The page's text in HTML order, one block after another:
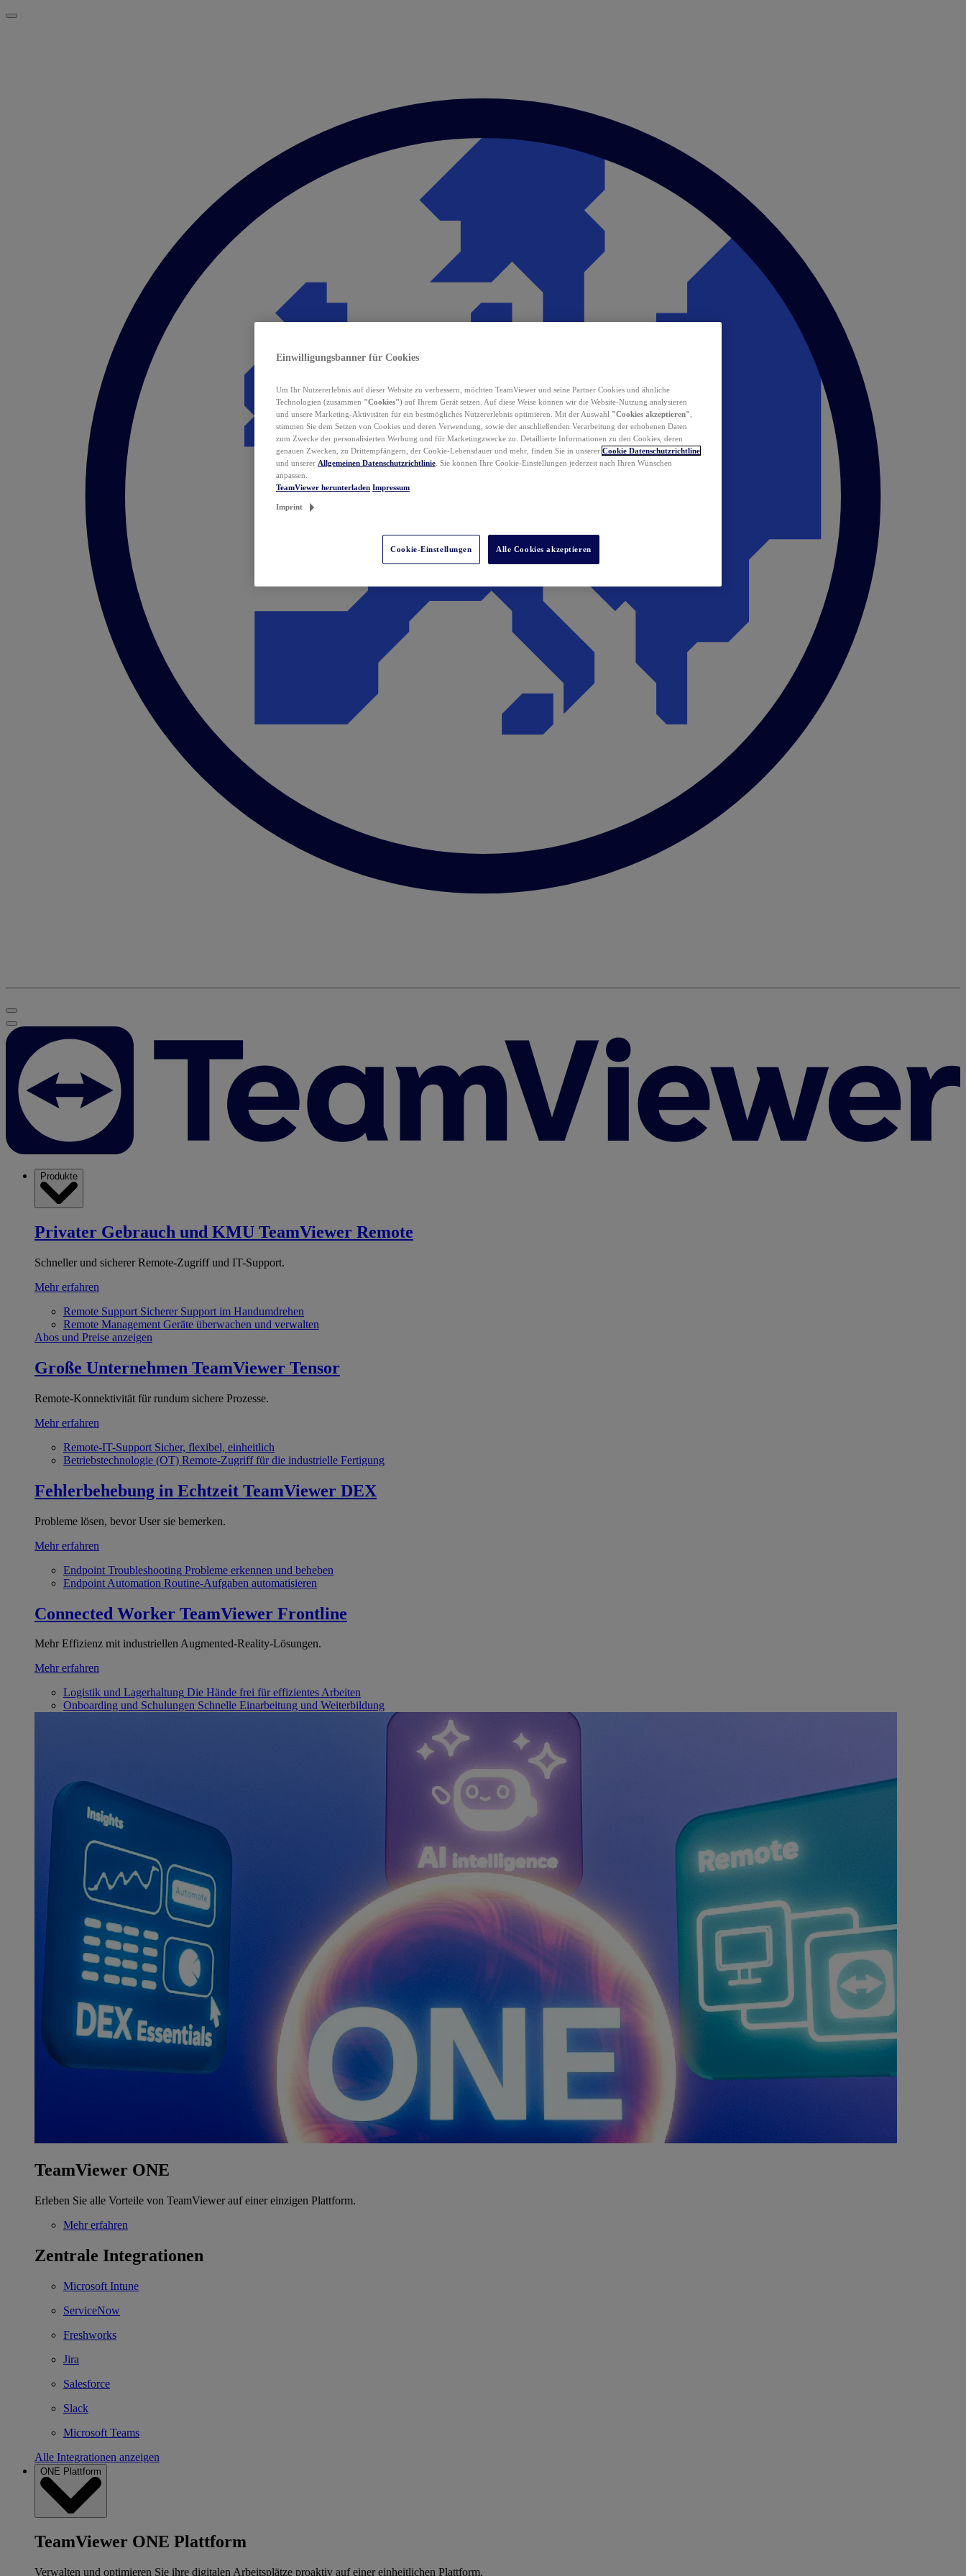
Produkte
Privater Gebrauch und KMU TeamViewer Remote
Schneller und sicherer Remote-Zugriff und IT-Support.
Mehr erfahren
Remote Support Sicherer Support im Handumdrehen
Remote Management Geräte überwachen und verwalten
Abos und Preise anzeigen
Große Unternehmen TeamViewer Tensor
Remote-Konnektivität für rundum sichere Prozesse.
Mehr erfahren
Remote-IT-Support Sicher, flexibel, einheitlich
Betriebstechnologie (OT) Remote-Zugriff für die industrielle Fertigung
Fehlerbehebung in Echtzeit TeamViewer DEX
Probleme lösen, bevor User sie bemerken.
Mehr erfahren
Endpoint Troubleshooting Probleme erkennen und beheben
Endpoint Automation Routine-Aufgaben automatisieren
Connected Worker TeamViewer Frontline
Mehr Effizienz mit industriellen Augmented-Reality-Lösungen.
Mehr erfahren
Logistik und Lagerhaltung Die Hände frei für effizientes Arbeiten
Onboarding und Schulungen Schnelle Einarbeitung und Weiterbildung
TeamViewer ONE
Erleben Sie alle Vorteile von TeamViewer auf einer einzigen Plattform.
Mehr erfahren
Zentrale Integrationen
Microsoft Intune
ServiceNow
Freshworks
Jira
Salesforce
Slack
Microsoft Teams
Alle Integrationen anzeigen
ONE Plattform
TeamViewer ONE Plattform
Verwalten und optimieren Sie ihre digitalen Arbeitsplätze proaktiv auf einer einheitlichen Plattform.
Einwilligungsbanner für Cookies
Um Ihr Nutzererlebnis auf dieser Website zu verbessern, möchten TeamViewer und seine Partner Cookies und ähnliche
Technologien (zusammen "Cookies") auf Ihrem Gerät setzen. Auf diese Weise können wir die Website-Nutzung analysieren
und unsere Marketing-Aktivitäten für ein bestmögliches Nutzererlebnis optimieren. Mit der Auswahl "Cookies akzeptieren"
stimmen Sie dem Setzen von Cookies und deren Verwendung, sowie der anschließenden Verarbeitung der erhobenen Daten
zum Zwecke der personalisierten Werbung und für Marketingzwecke zu. Detaillierte Informationen zu den Cookies, deren
genauen Zwecken, zu Drittempfängern, der Cookie-Lebensdauer und mehr, finden Sie in unserer Cookie Datenschutzrichtline
und unserer Allgemeinen Datenschutzrichtlinie . Sie können Ihre Cookie-Einstellungen jederzeit nach Ihren Wünschen
anpassen.
TeamViewer herunterladen Impressum
Imprint
Cookie-Einstellungen Alle Cookies akzeptieren